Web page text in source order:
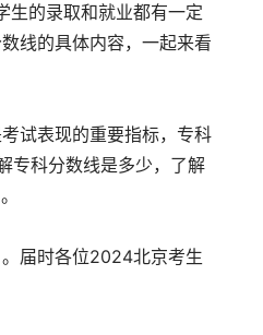
生的录取和就业都有一定
线的具体内容，一起来看
试表现的重要指标，专科
专科分数线是多少，了解
届时各位2024北京考生